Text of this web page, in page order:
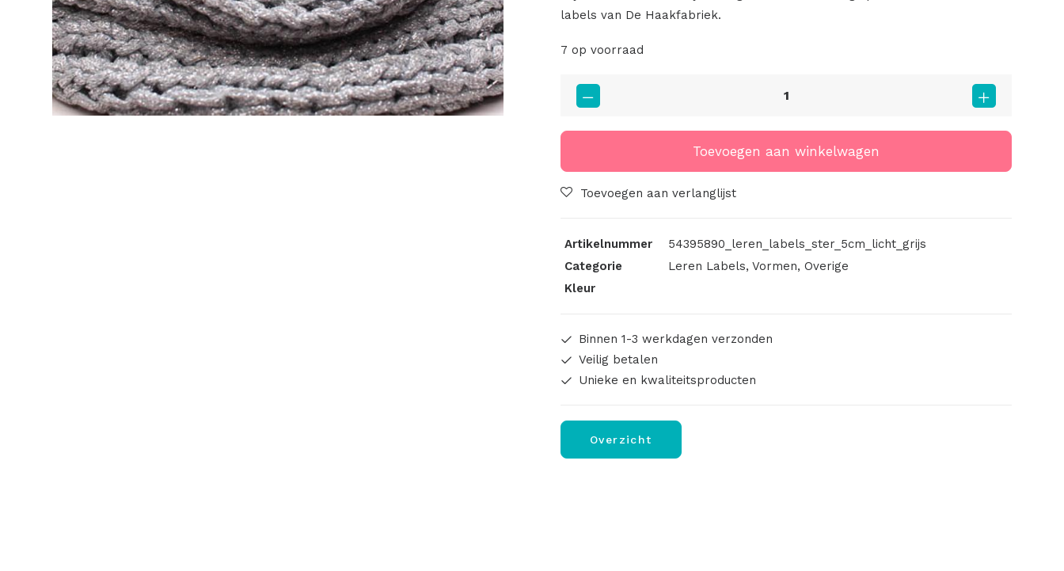
labels van De Haakfabriek.
7 op voorraad
Leren
Labels
Licht
Grijs
Toevoegen aan winkelwagen
Toevoegen aan verlanglijst
Artikelnummer
54395890_leren_labels_ster_5cm_licht_grijs
Categorie
Leren Labels, Vormen, Overige
Kleur
Binnen 1-3 werkdagen verzonden
Veilig betalen
Unieke en kwaliteitsproducten
Overzicht